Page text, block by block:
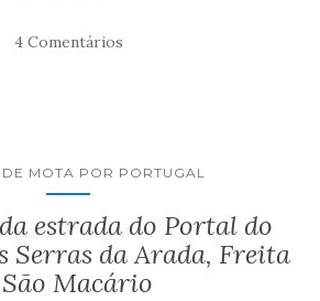
4 Comentários
DE MOTA POR PORTUGAL
estrada do Portal do
Serras da Arada, Freita
Macário